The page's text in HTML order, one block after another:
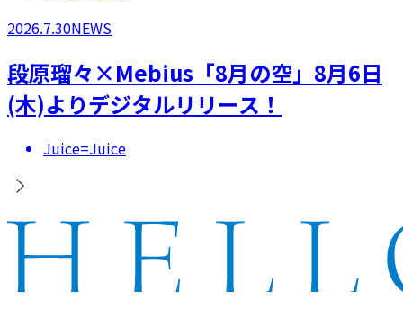
2026.7.30NEWS
段原瑠々×Mebius「8月の空」8月6日
(木)よりデジタルリリース！
Juice=Juice